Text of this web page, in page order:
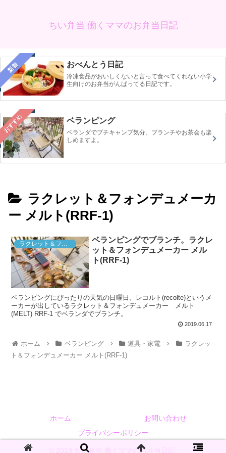
ちい弁当 働くママのお弁当日記
新着 おべんとう日記
冷凍食品がおいしくないと言って食べてくれない小学
生向けのお弁当がんばってる日記です。
おすすめ ベランピング
ベランダでプチキャンプ気分。ブランチやお茶会も楽
しめますよ。
ラクレット＆フォンデュメーカ
ー メルト(RRF-1)
ラクレット＆フォンデュメーカー メルト(RRF-1)
ベランピングでブランチ。ラクレ
ット＆フォンデュメーカー メル
ト(RRF-1)
ベランピングにぴったりの天気の日曜日。レコルト(recolte)というメ
ーカーが出しているラクレット＆フォンデュメーカー メルト
(MELT) RRF-1 でベランダでブランチ。
2019.06.17
ホーム ベランピング 道具・家電
ラクレッ
ト＆フォンデュメーカー メルト(RRF-1)
ホーム
お問い合わせ
プライバシーポリシー
© 2019 ちい弁当 働くママのお弁当日記.